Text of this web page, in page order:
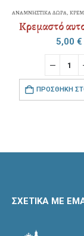
ΑΝΑΜΝΗΣΤΙΚΑ ΔΩΡΑ,
Κρεμαστό
5,00 €
ΠΡΟΣΘΉΚΗ
ΣΧΕΤΙΚΑ ΜΕ